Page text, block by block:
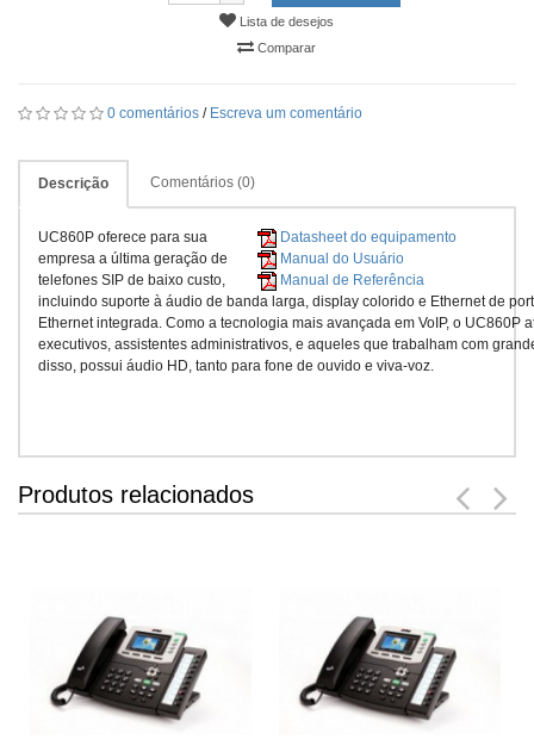
Lista de desejos
Comparar
0 comentários / Escreva um comentário
Descrição Comentários (0)
Datasheet do equipamento
Manual do Usuário
Manual de Referência
UC860P oferece para sua
empresa a última geração de
telefones SIP de baixo custo,
incluindo suporte à áudio de banda larga, display colorido e Ethernet de
Ethernet integrada. Como a tecnologia mais avançada em VoIP, o UC860P
executivos, assistentes administrativos, e aqueles que trabalham com
disso, possui áudio HD, tanto para fone de ouvido e viva-voz.
Produtos relacionados